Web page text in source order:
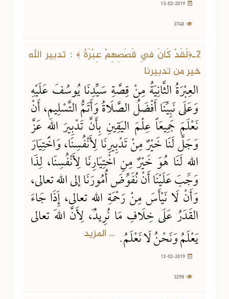
2ـ﴿لَقَدْ كَانَ فِي قَصَصِهِمْ عِبْرَةٌ ﴾ : تدبير الله
خير من تدبيرنا
العِبْرَةُ الثَّانِيَةُ مِنْ قِصَّةِ سَيِّدِنَا يُوسُفَ عَلَيْهِ
وَعَلَى نَبِيِّنَا أَفْضَلُ الصَّلَاةُ وَأَتَمُّ التَّسْلِيمِ، أَنْ
نَعْلَمَ جَمِيعَاً عِلْمَ اليَقِينِ بِأَنَّ تَدْبِيرَ اللهِ عَزَّ
وَجَلَّ لَنَا خَيْرٌ مِنْ تَدْبِيرِنَا لِأَنْفُسِنَا، وَاخْتِيَارَ
اللهِ لَنَا هُوَ خَيْرٌ مِنِ اخْتِيَارِنَا لِأَنْفُسِنَا، لِذَا
وَجَبَ عَلَيْنَا أَنْ نُفَوِّضَ أُمُورَنَا إلى اللهِ تعالى،
وَأَنْ لَا نَيْأَسَ مِنْ رَحْمَةِ اللهِ تعالى، إِذَا جَاءَ
القَدَرُ عَلَى خِلَافِ مَا نُرِيدُ، لِأَنَّ اللهَ تعالى
يَعْلَمُ وَنَحْنُ لَا نَعْلَمُ. ... المزيد